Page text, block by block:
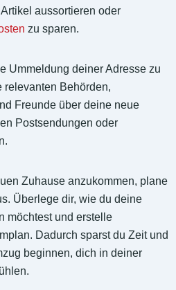
aussortieren oder
zu sparen.
Ummeldung deiner Adresse zu
relevanten Behörden,
Freunde über deine neue
Postsendungen oder
Zuhause anzukommen, plane
Überlege dir, wie du deine
möchtest und erstelle
Dadurch sparst du Zeit und
beginnen, dich in deiner